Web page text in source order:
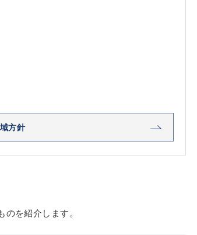
方針
を紹介します。